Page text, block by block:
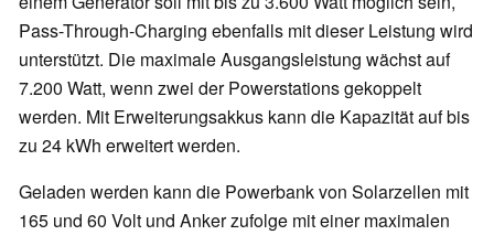
Pass-Through-Charging ebenfalls mit dieser Leistung wird
unterstützt. Die maximale Ausgangsleistung wächst auf
7.200 Watt, wenn zwei der Powerstations gekoppelt
werden. Mit Erweiterungsakkus kann die Kapazität auf bis
zu 24 kWh erweitert werden.
Geladen werden kann die Powerbank von Solarzellen mit
165 und 60 Volt und Anker zufolge mit einer maximalen